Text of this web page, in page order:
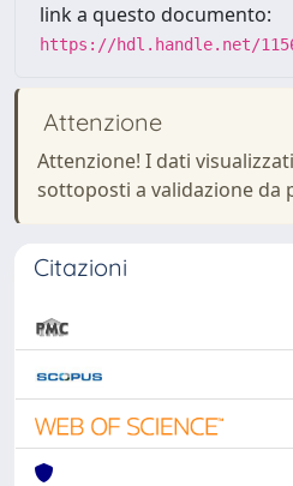
link a questo documento:
https://hdl.handle.net/
Attenzione
Attenzione! I dati
sottoposti a validazione da
Citazioni